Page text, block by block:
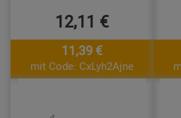
12,11 €
11,39 €
mit Code: CxLyh2Ajne